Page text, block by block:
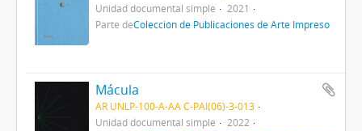
Unidad documental simple
2021
Parte deColección de Publicaciones de Arte Impreso
Mácula
AR UNLP-100-A-AA C-PAI(06)-3-013
Unidad documental simple
2022